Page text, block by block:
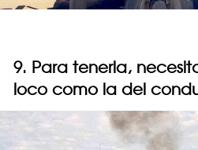
9. Para tenerla,
loco como la del